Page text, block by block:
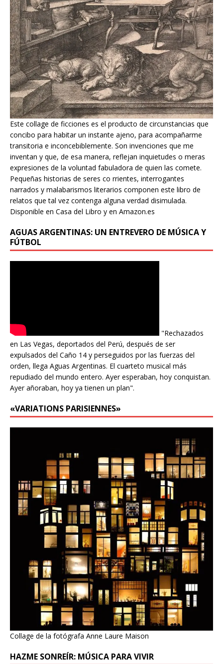
Este collage de ficciones es el producto de circunstancias que
concibo para habitar un instante ajeno, para acompañarme
transitoria e inconcebiblemente. Son invenciones que me
inventan y que, de esa manera, reflejan inquietudes o meras
expresiones de la voluntad fabuladora de quien las comete.
Pequeñas historias de seres co rrientes, interrogantes
narrados y malabarismos literarios componen este libro de
relatos que tal vez contenga alguna verdad disimulada.
Disponible en Casa del Libro y en Amazon.es
AGUAS ARGENTINAS: UN ENTREVERO DE MÚSICA Y
FÚTBOL
"Rechazados
en Las Vegas, deportados del Perú, después de ser
expulsados del Caño 14 y perseguidos por las fuerzas del
orden, llega Aguas Argentinas. El cuarteto musical más
repudiado del mundo entero. Ayer esperaban, hoy conquistan.
Ayer añoraban, hoy ya tienen un plan".
«VARIATIONS PARISIENNES»
Collage de la fotógrafa Anne Laure Maison
HAZME SONREÍR: MÚSICA PARA VIVIR